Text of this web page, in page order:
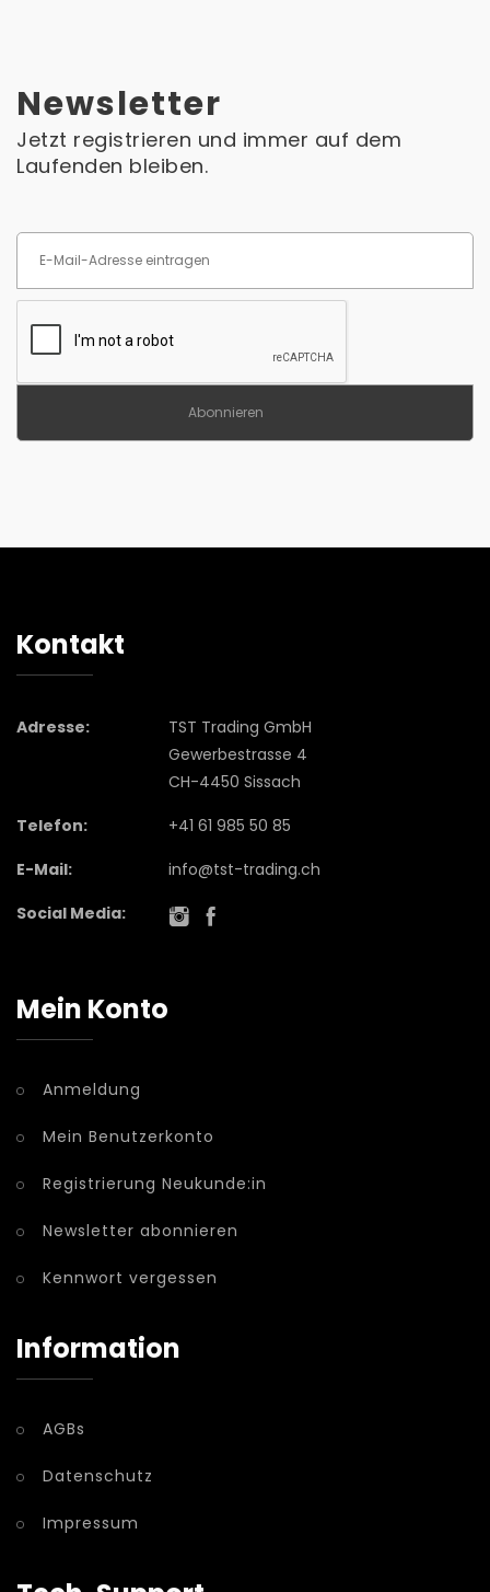
Newsletter
Jetzt registrieren und immer auf dem
Laufenden bleiben.
Kontakt
Adresse:
TST Trading GmbH
Gewerbestrasse 4
CH-4450 Sissach
Telefon:
+41 61 985 50 85
E-Mail:
info@tst-trading.ch
Social Media:
Mein Konto
Anmeldung
Mein Benutzerkonto
Registrierung Neukunde:in
Newsletter abonnieren
Kennwort vergessen
Information
AGBs
Datenschutz
Impressum